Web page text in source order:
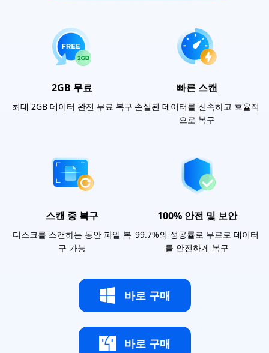
2GB 무료
최대 2GB 데이터 완전 무료 복구
빠른 스캔
손실된 데이터를 신속하고 효율적
으로 복구
스캔 중 복구
디스크를 스캔하는 동안 파일 복
구 가능
100% 안전 및 보안
99.7%의 성공률로 무료로 데이터
를 안전하게 복구
바로 구매
바로 구매